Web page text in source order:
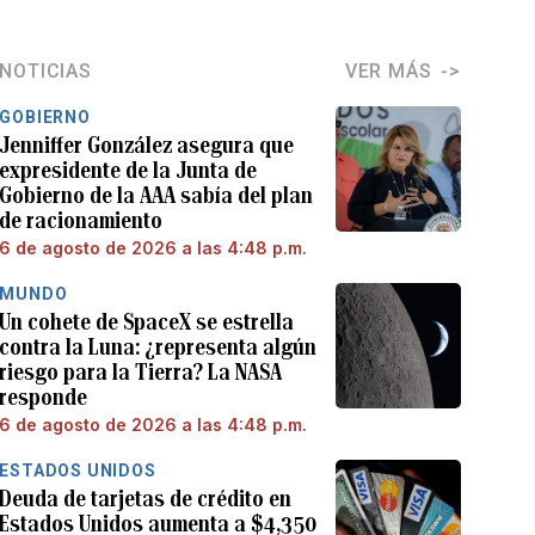
NOTICIAS VER MÁS
GOBIERNO
Jenniffer González asegura que
expresidente de la Junta de
Gobierno de la AAA sabía del plan
de racionamiento
6 de agosto de 2026 a las 4:48 p.m.
MUNDO
Un cohete de SpaceX se estrella
contra la Luna: ¿representa algún
riesgo para la Tierra? La NASA
responde
6 de agosto de 2026 a las 4:48 p.m.
ESTADOS UNIDOS
Deuda de tarjetas de crédito en
Estados Unidos aumenta a $4,350